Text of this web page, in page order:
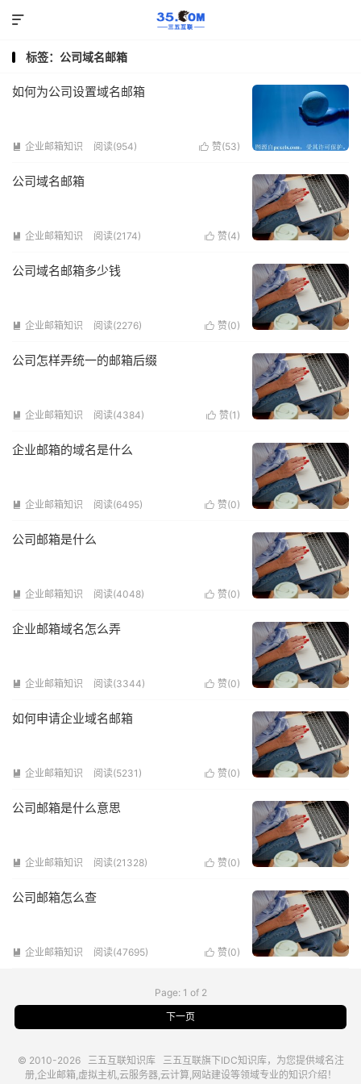

标签：公司域名邮箱
如何为公司设置域名邮箱
 企业邮箱知识 阅读(954)  赞(53)
公司域名邮箱
 企业邮箱知识 阅读(2174)  赞(4)
公司域名邮箱多少钱
 企业邮箱知识 阅读(2276)  赞(0)
公司怎样弄统一的邮箱后缀
 企业邮箱知识 阅读(4384)  赞(1 )
企业邮箱的域名是什么
 企业邮箱知识 阅读(6495)  赞(0)
公司邮箱是什么
 企业邮箱知识 阅读(4048)  赞(0)
企业邮箱域名怎么弄
 企业邮箱知识 阅读(3344)  赞(0)
如何申请企业域名邮箱
 企业邮箱知识 阅读(5231)  赞(0)
公司邮箱是什么意思
 企业邮箱知识 阅读(21328)  赞(0)
公司邮箱怎么查
 企业邮箱知识 阅读(47695)  赞(0)
Page: 1 of 2
下一页
© 2010-2026 三五互联知识库 三五互联旗下IDC知识库，为您提供域名注
册,企业邮箱,虚拟主机,云服务器,云计算,网站建设等领域专业的知识介绍！